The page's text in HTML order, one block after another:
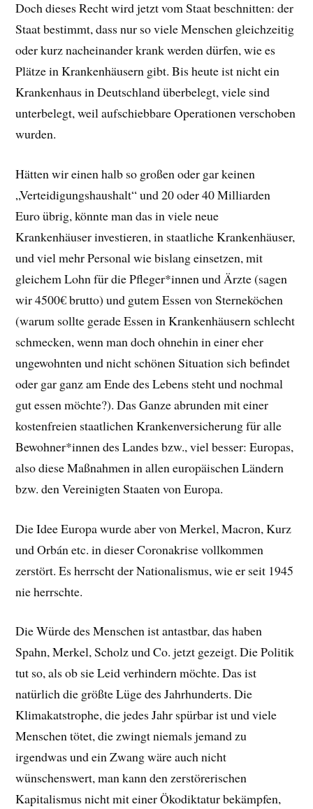
Doch dieses Recht wird jetzt vom Staat beschnitten: der
Staat bestimmt, dass nur so viele Menschen gleichzeitig
oder kurz nacheinander krank werden dürfen, wie es
Plätze in Krankenhäusern gibt. Bis heute ist nicht ein
Krankenhaus in Deutschland überbelegt, viele sind
unterbelegt, weil aufschiebbare Operationen verschoben
wurden.
Hätten wir einen halb so großen oder gar keinen
„Verteidigungshaushalt“ und 20 oder 40 Milliarden
Euro übrig, könnte man das in viele neue
Krankenhäuser investieren, in staatliche Krankenhäuser,
und viel mehr Personal wie bislang einsetzen, mit
gleichem Lohn für die Pfleger*innen und Ärzte (sagen
wir 4500€ brutto) und gutem Essen von Sterneköchen
(warum sollte gerade Essen in Krankenhäusern schlecht
schmecken, wenn man doch ohnehin in einer eher
ungewohnten und nicht schönen Situation sich befindet
oder gar ganz am Ende des Lebens steht und nochmal
gut essen möchte?). Das Ganze abrunden mit einer
kostenfreien staatlichen Krankenversicherung für alle
Bewohner*innen des Landes bzw., viel besser: Europas,
also diese Maßnahmen in allen europäischen Ländern
bzw. den Vereinigten Staaten von Europa.
Die Idee Europa wurde aber von Merkel, Macron, Kurz
und Orbán etc. in dieser Coronakrise vollkommen
zerstört. Es herrscht der Nationalismus, wie er seit 1945
nie herrschte.
Die Würde des Menschen ist antastbar, das haben
Spahn, Merkel, Scholz und Co. jetzt gezeigt. Die Politik
tut so, als ob sie Leid verhindern möchte. Das ist
natürlich die größte Lüge des Jahrhunderts. Die
Klimakatstrophe, die jedes Jahr spürbar ist und viele
Menschen tötet, die zwingt niemals jemand zu
irgendwas und ein Zwang wäre auch nicht
wünschenswert, man kann den zerstörerischen
Kapitalismus nicht mit einer Ökodiktatur bekämpfen,